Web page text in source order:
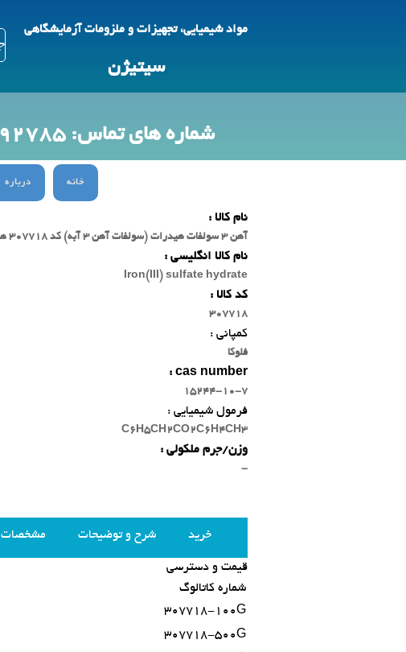
مواد شیمیایی، تجهیزات و ملزومات آزمایشگاهی
سیتیژن
شماره های تماس: 09123692785 -88618425
خانه درباره
نام کالا :
آهن 3 سولفات هیدرات (سولفات آهن 3 آبه) کد 307718 هانیول
نام کالا انگلیسی :
Iron(III) sulfate hydrate
کد کالا :
307718
کمپانی :
فلوکا
cas number :
15244-10-7
فرمول شیمیایی :
C6H5CH2CO2C6H4CH3
وزن/جرم ملکولی :
-
خرید شرح و توضیحات مشخصات
قیمت و دسترسی
شماره کاتالوگ
307718-100G
307718-500G